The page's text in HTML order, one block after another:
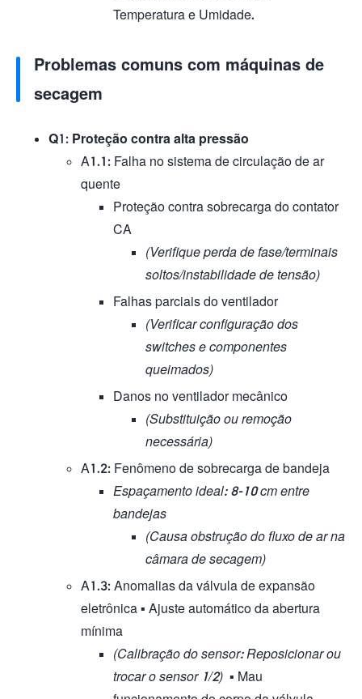
Temperatura e Umidade.
Problemas comuns com máquinas de
secagem
Q1: Proteção contra alta pressão
A1.1: Falha no sistema de circulação de ar
quente
Proteção contra sobrecarga do contator
CA
(Verifique perda de fase/terminais
soltos/instabilidade de tensão)
Falhas parciais do ventilador
(Verificar configuração dos
switches e componentes
queimados)
Danos no ventilador mecânico
(Substituição ou remoção
necessária)
A1.2: Fenômeno de sobrecarga de bandeja
Espaçamento ideal: 8-10 cm entre
bandejas
(Causa obstrução do fluxo de ar na
câmara de secagem)
A1.3: Anomalias da válvula de expansão
eletrônica ▪ Ajuste automático da abertura
mínima
(Calibração do sensor: Reposicionar ou
trocar o sensor 1/2) ▪ Mau